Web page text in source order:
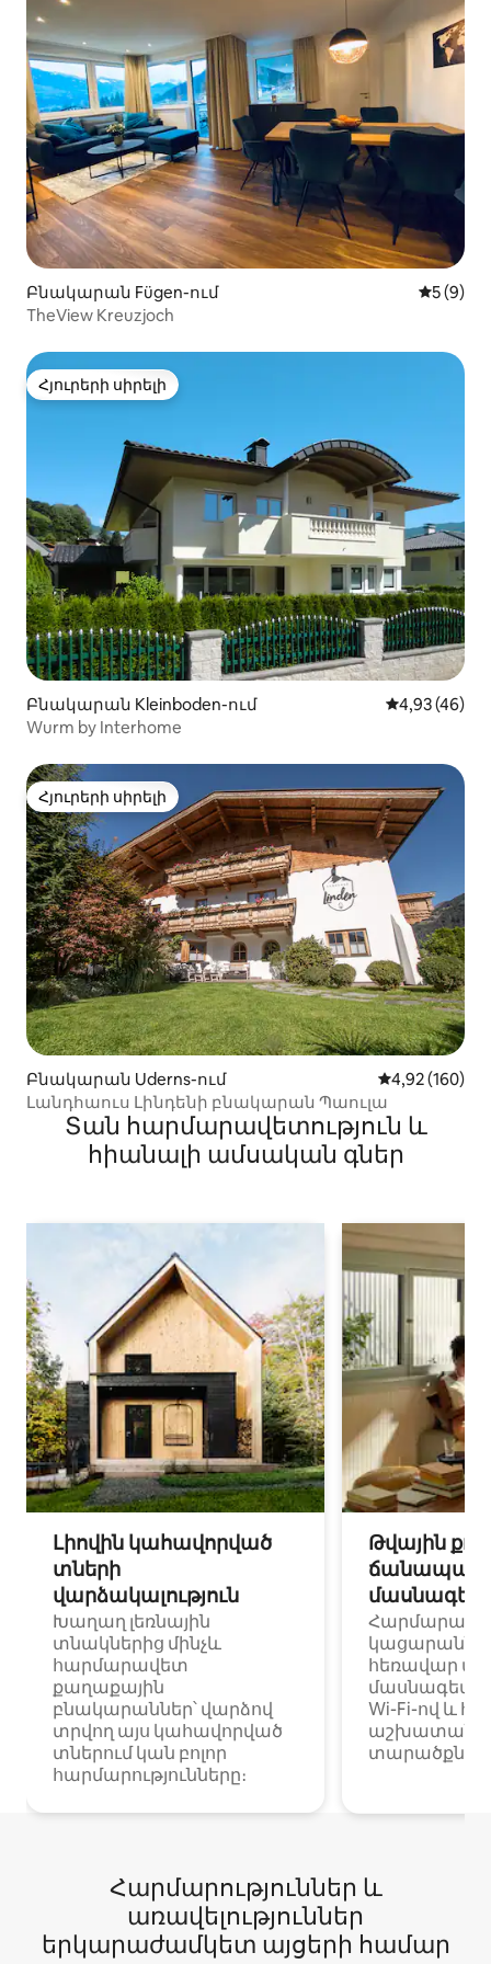
Բնակարան Fügen-ում Միջին
5 (9)
TheView Kreuzjoch
Հյուրերի սիրելի
Հյուրերի սիրելի
Բնակարան Kleinboden-ում Միջին
4,93 (46)
Wurm by Interhome
Հյուրերի սիրելի
Հյուրերի սիրելի
Բնակարան Uderns-ում Միջին
4,92 (160)
Լանդհաուս Լինդենի բնակարան Պաուլա
Տան հարմարավետություն և
հիանալի ամսական գներ
Լիովին կահավորված
տների
վարձակալություն
Խաղաղ լեռնային
տնակներից մինչև
հարմարավետ
քաղաքային
բնակարաններ՝ վարձով
տրվող այս կահավորված
տներում կան բոլոր
հարմարությունները։
Թվային
հեռավար
Wi-Fi-ով և
Հարմարություններ և
առավելություններ
երկարաժամկետ այցերի համար